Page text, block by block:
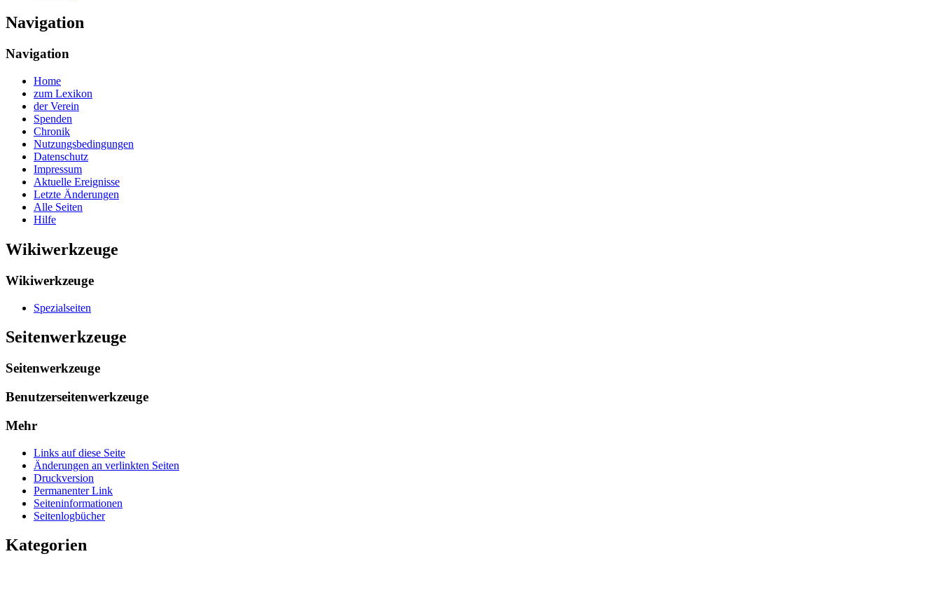
Navigation
Navigation
Home
zum Lexikon
der Verein
Spenden
Chronik
Nutzungsbedingungen
Datenschutz
Impressum
Aktuelle Ereignisse
Letzte Änderungen
Alle Seiten
Hilfe
Wikiwerkzeuge
Wikiwerkzeuge
Spezialseiten
Seitenwerkzeuge
Seitenwerkzeuge
Benutzerseitenwerkzeuge
Mehr
Links auf diese Seite
Änderungen an verlinkten Seiten
Druckversion
Permanenter Link
Seiten­­informationen
Seitenlogbücher
Kategorien